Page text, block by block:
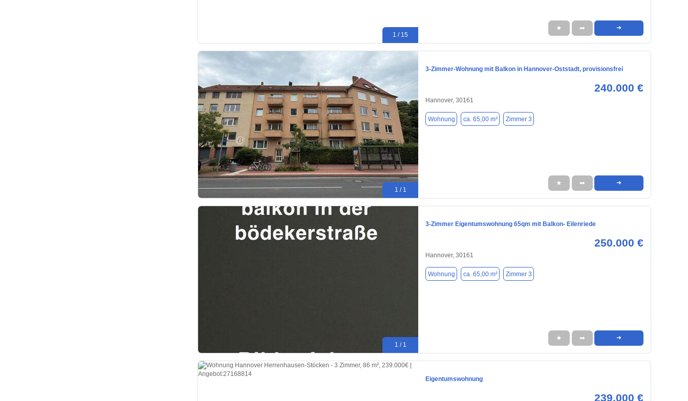
1 / 15
★ ➦ ➜
1 / 1
3-Zimmer-Wohnung mit Balkon in Hannover-Oststadt, provisionsfrei
240.000 €
Hannover, 30161
Wohnung ca. 65,00 m² Zimmer 3
★ ➦ ➜
1 / 1
3-Zimmer Eigentumswohnung 65qm mit Balkon- Eilenriede
250.000 €
Hannover, 30161
Wohnung ca. 65,00 m² Zimmer 3
★ ➦ ➜
Eigentumswohnung
239.000 €